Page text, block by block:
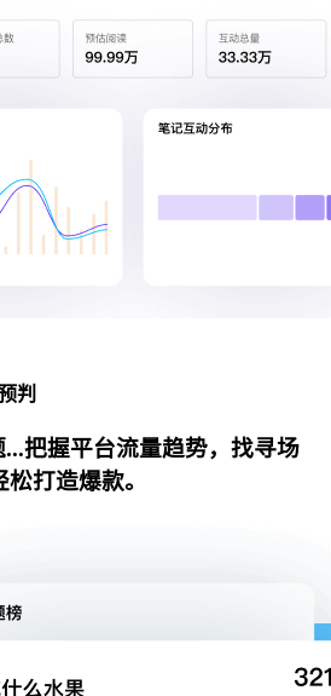
判
把握平台流量趋势，找寻场
打造爆款。